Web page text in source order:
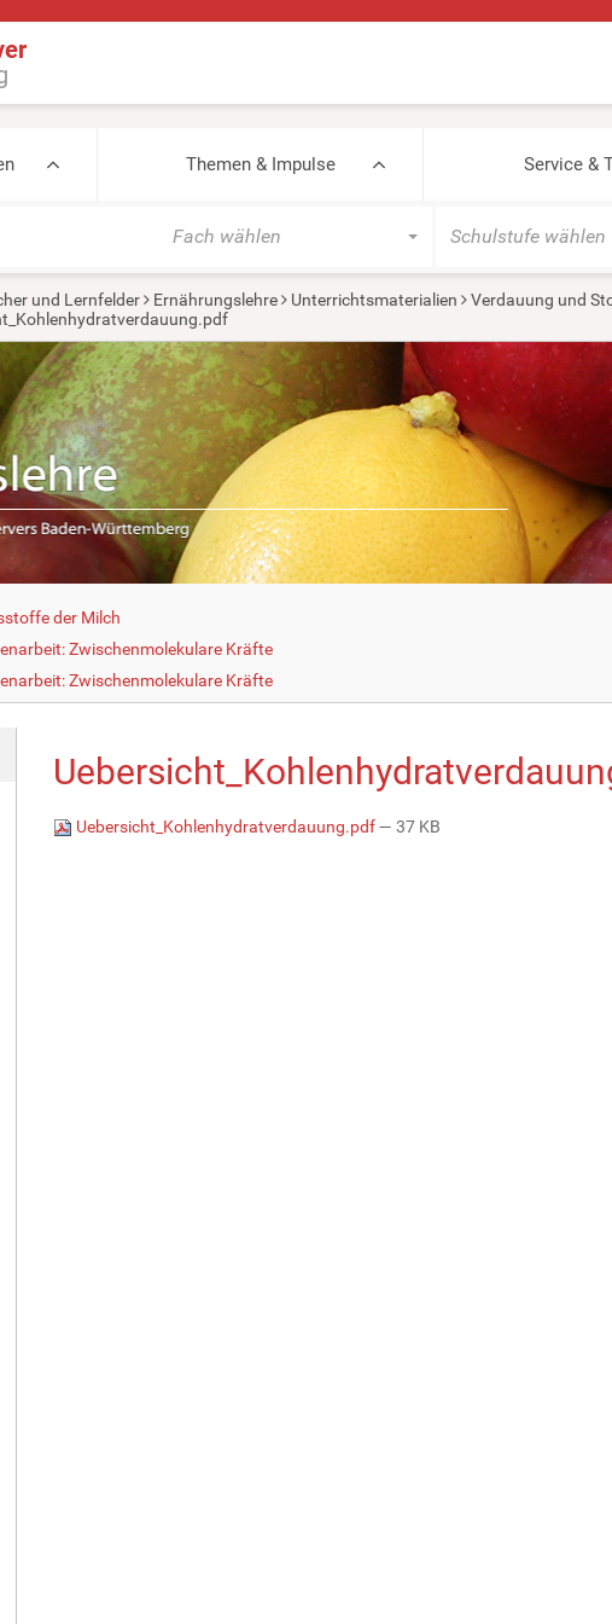
Themen & Impulse Service &
Fach wählen Schulstufe wählen
und Lernfelder Ernährungslehre Unterrichtsmaterialien Verdauung und
der Milch
Zwischenmolekulare Kräfte
Zwischenmolekulare Kräfte
Uebersicht_Kohlenhydratverdauung.pdf— 37 KB